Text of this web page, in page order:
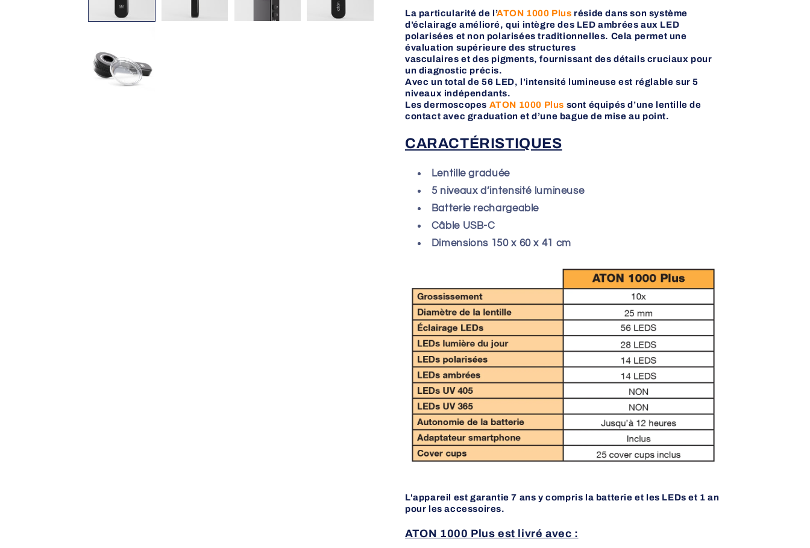
La particularité de l’ATON 1000 Plus réside dans son système
d’éclairage amélioré, qui intègre des LED ambrées aux LED
polarisées et non polarisées traditionnelles. Cela permet une
évaluation supérieure des structures
vasculaires et des pigments, fournissant des détails cruciaux pour
un diagnostic précis.
Avec un total de 56 LED, l’intensité lumineuse est réglable sur 5
niveaux indépendants.
Les dermoscopes ATON 1000 Plus sont équipés d’une lentille de
contact avec graduation et d’une bague de mise au point.
CARACTÉRISTIQUES
Lentille graduée
5 niveaux d’intensité lumineuse
Batterie rechargeable
Câble USB-C
Dimensions 150 x 60 x 41 cm
L'appareil est garantie 7 ans y compris la batterie et les LEDs et 1 an
pour les accessoires.
ATON 1000 Plus est livré avec :